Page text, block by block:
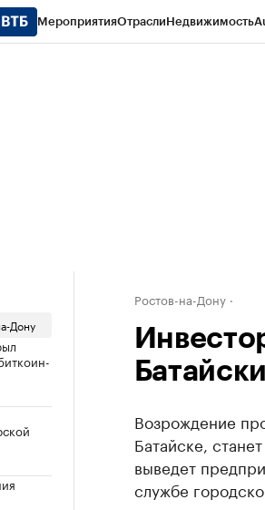
МероприятияОтраслиНедвижимость
Дону
Ростов-на-Дону
Возрождение
Батайске,
выведет
службе